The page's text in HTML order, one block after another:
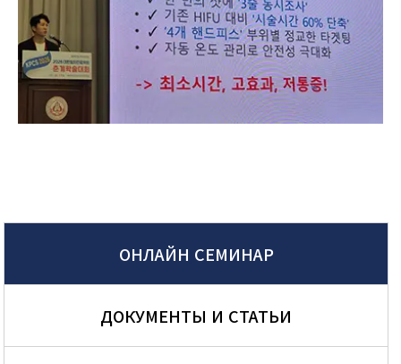
ОНЛАЙН СЕМИНАР
ДОКУМЕНТЫ И СТАТЬИ